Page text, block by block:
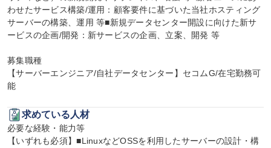
わせたサービス構築/運用：顧客要件に基づいた当社ホスティング
サーバーの構築、運用 等■新規データセンター開設に向けた新サ
ービスの企画/開発：新サービスの企画、立案、開発 等
募集職種
【サーバーエンジニア/自社データセンター】セコムG/在宅勤務可
能
求めている人材
必要な経験・能力等
【いずれも必須】■LinuxなどOSSを利用したサーバーの設計・構